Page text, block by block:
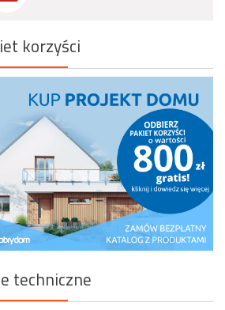
korzyści
techniczne